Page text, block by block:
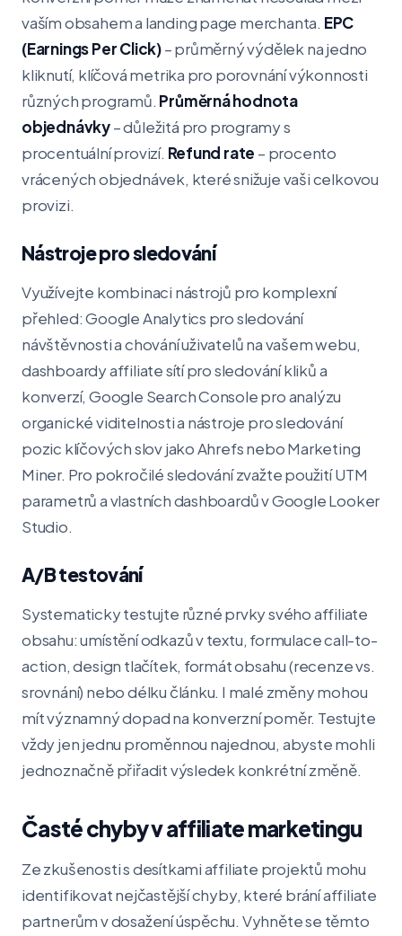
vaším obsahem a landing page merchanta. EPC
(Earnings Per Click)– průměrný výdělek na jedno
kliknutí, klíčová metrika pro porovnání výkonnosti
různých programů. Průměrná hodnota
objednávky– důležitá pro programy s
procentuální provizí. Refund rate – procento
vrácených objednávek, které snižuje vaši celkovou
provizi.
Nástroje pro sledování
Využívejte kombinaci nástrojů pro komplexní
přehled: Google Analytics pro sledování
návštěvnosti a chování uživatelů na vašem webu,
dashboardy affiliate sítí pro sledování kliků a
konverzí, Google Search Console pro analýzu
organické viditelnosti a nástroje pro sledování
pozic klíčových slov jako Ahrefs nebo Marketing
Miner. Pro pokročilé sledování zvažte použití UTM
parametrů a vlastních dashboardů v Google Looker
Studio.
A/B testování
Systematicky testujte různé prvky svého affiliate
obsahu: umístění odkazů v textu, formulace call-to-
action, design tlačítek, formát obsahu (recenze vs.
srovnání) nebo délku článku. I malé změny mohou
mít významný dopad na konverzní poměr. Testujte
vždy jen jednu proměnnou najednou, abyste mohli
jednoznačně přiřadit výsledek konkrétní změně.
Časté chyby v affiliate marketingu
Ze zkušenosti s desítkami affiliate projektů mohu
identifikovat nejčastější chyby, které brání affiliate
partnerům v dosažení úspěchu. Vyhněte se těmto